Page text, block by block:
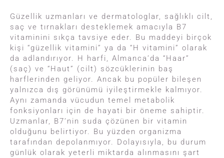
Güzellik uzmanları ve dermatologlar, sağlıklı cilt,
saç ve tırnakları desteklemek amacıyla B7
vitaminini sıkça tavsiye eder. Bu maddeyi birçok
kişi “güzellik vitamini” ya da “H vitamini” olarak
da adlandırıyor. H harfi, Almanca’da “Haar”
(saç) ve “Haut” (cilt) sözcüklerinin baş
harflerinden geliyor. Ancak bu popüler bileşen
yalnızca dış görünümü iyileştirmekle kalmıyor.
Aynı zamanda vücudun temel metabolik
fonksiyonları için de hayati bir öneme sahiptir.
Uzmanlar, B7’nin suda çözünen bir vitamin
olduğunu belirtiyor. Bu yüzden organizma
tarafından depolanmıyor. Dolayısıyla, bu durum
günlük olarak yeterli miktarda alınmasını şart